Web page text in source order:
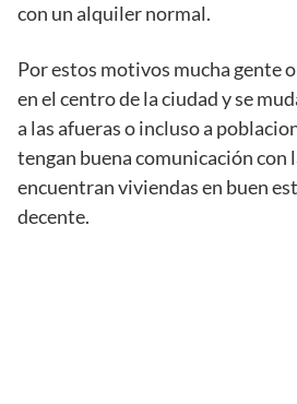
con un alquiler normal.
Por estos motivos mucha gente
en el centro de la ciudad y se
a las afueras o incluso a
tengan buena comunicación con
encuentran viviendas en buen
decente.